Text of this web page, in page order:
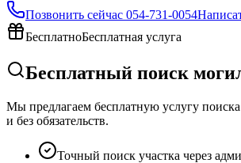
Позвонить сейчас 054-731-0054
БесплатноБесплатная услуга
Бесплатный поиск
Мы предлагаем бесплатную услугу
и без обязательств.
Точный поиск участка через